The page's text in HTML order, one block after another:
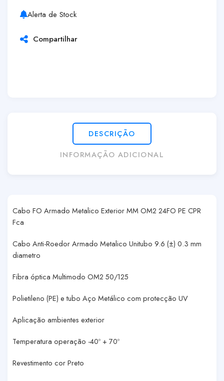
Alerta de Stock
Compartilhar
DESCRIÇÃO
INFORMAÇÃO ADICIONAL
Cabo FO Armado Metalico Exterior MM OM2 24FO PE CPR
Fca
Cabo Anti-Roedor Armado Metalico Unitubo 9.6 (±) 0.3 mm
diametro
Fibra óptica Multimodo OM2 50/125
Polietileno (PE) e tubo Aço Metálico com protecção UV
Aplicação ambientes exterior
Temperatura operação -40º + 70º
Revestimento cor Preto